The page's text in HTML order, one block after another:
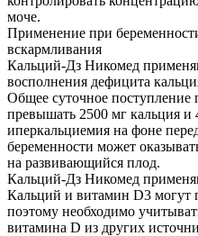
моче.
Применение при
вскармливания
Кальций-Дз Никомед
восполнения дефицита
Общее суточное
превышать 2500 мг кальция
иперкальциемия на фоне
беременности может
на развивающийся плод.
Кальций-Дз Никомед
Кальций и витамин D3 могут
поэтому необходимо
витамина D из других